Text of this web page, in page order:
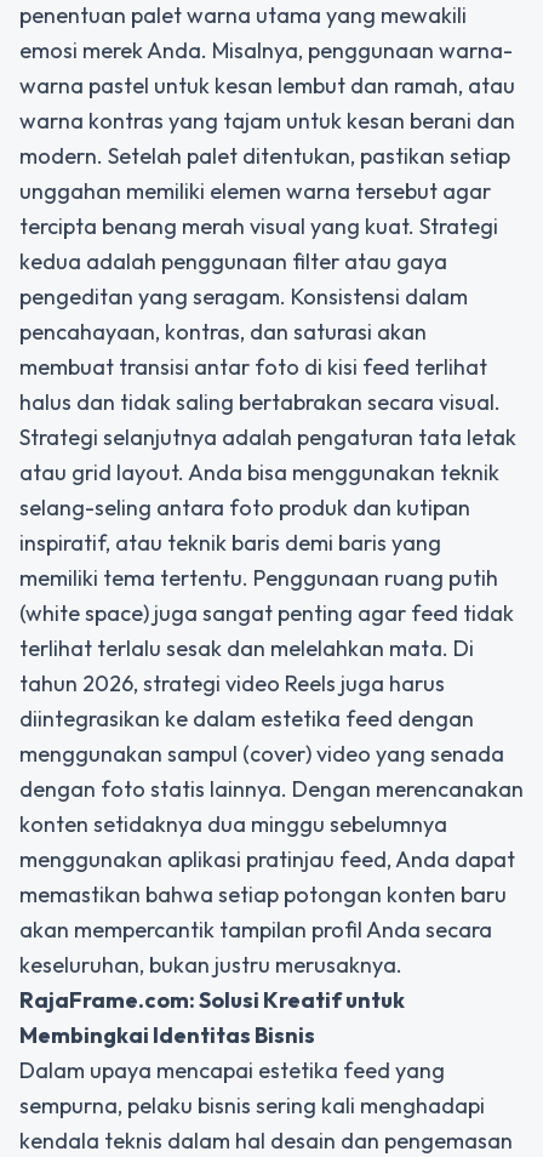
penentuan palet warna utama yang mewakili
emosi merek Anda. Misalnya, penggunaan warna-
warna pastel untuk kesan lembut dan ramah, atau
warna kontras yang tajam untuk kesan berani dan
modern. Setelah palet ditentukan, pastikan setiap
unggahan memiliki elemen warna tersebut agar
tercipta benang merah visual yang kuat. Strategi
kedua adalah penggunaan filter atau gaya
pengeditan yang seragam. Konsistensi dalam
pencahayaan, kontras, dan saturasi akan
membuat transisi antar foto di kisi feed terlihat
halus dan tidak saling bertabrakan secara visual.
Strategi selanjutnya adalah pengaturan tata letak
atau grid layout. Anda bisa menggunakan teknik
selang-seling antara foto produk dan kutipan
inspiratif, atau teknik baris demi baris yang
memiliki tema tertentu. Penggunaan ruang putih
(white space) juga sangat penting agar feed tidak
terlihat terlalu sesak dan melelahkan mata. Di
tahun 2026, strategi video Reels juga harus
diintegrasikan ke dalam estetika feed dengan
menggunakan sampul (cover) video yang senada
dengan foto statis lainnya. Dengan merencanakan
konten setidaknya dua minggu sebelumnya
menggunakan aplikasi pratinjau feed, Anda dapat
memastikan bahwa setiap potongan konten baru
akan mempercantik tampilan profil Anda secara
keseluruhan, bukan justru merusaknya.
RajaFrame.com: Solusi Kreatif untuk
Membingkai Identitas Bisnis
Dalam upaya mencapai estetika feed yang
sempurna, pelaku bisnis sering kali menghadapi
kendala teknis dalam hal desain dan pengemasan